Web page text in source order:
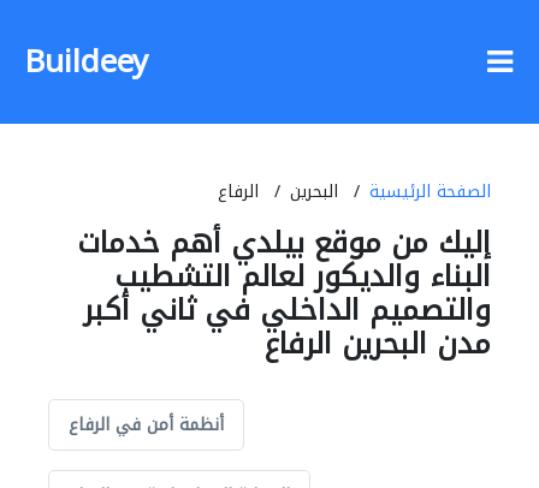
Buildeey
الصفحة الرئيسية البحرين الرفاع
إليك من موقع بيلدي أهم خدمات
البناء والديكور لعالم التشطيب
والتصميم الداخلي في ثاني أكبر
مدن البحرين الرفاع
أنظمة أمن في الرفاع